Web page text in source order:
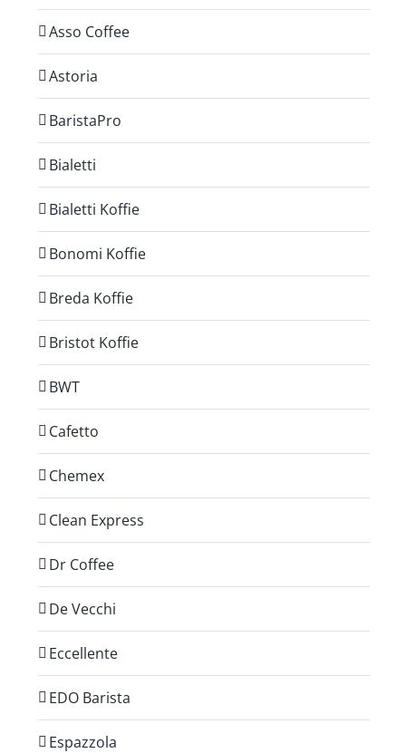
Asso Coffee
Astoria
BaristaPro
Bialetti
Bialetti Koffie
Bonomi Koffie
Breda Koffie
Bristot Koffie
BWT
Cafetto
Chemex
Clean Express
Dr Coffee
De Vecchi
Eccellente
EDO Barista
Espazzola